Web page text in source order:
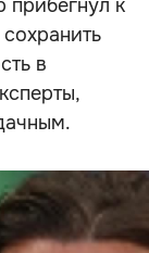
прибегнул к
в